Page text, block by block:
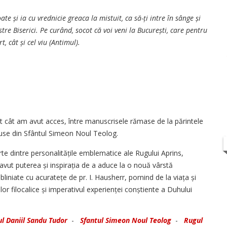
și ia cu vrednicie greaca la mistuit, ca să-ți intre în sânge și
Biserici. Pe curând, socot că voi veni la București, care pentru
cât și cel viu (Antimul).
am avut acces, între manuscrisele rămase de la părintele
din Sfântul Simeon Noul Teolog.
dintre personalitățile emblematice ale Rugului Aprins,
puterea și inspirația de a aduce la o nouă vârstă
cu acuratețe de pr. I. Hausherr, pornind de la viața și
filocalice și imperativul experienței conștiente a Duhului
Daniil Sandu Tudor- Sfantul Simeon Noul Teolog - Rugul